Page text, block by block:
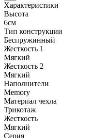
Характеристики
Высота
6см
Тип конструкции
Беспружинный
Жесткость 1
Мягкий
Жесткость 2
Мягкий
Наполнители
Memory
Материал чехла
Трикотаж
Жесткость
Мягкий
Серия